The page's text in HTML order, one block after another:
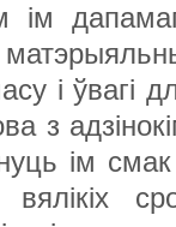
і ўвагі
з
ім